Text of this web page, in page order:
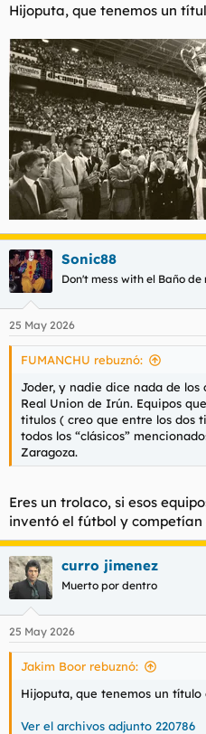
Hijoputa, que tenemos un
Sonic88
Don't mess with el Baño de
25 May 2026
FUMANCHU rebuznó:
Joder, y nadie dice nada de los
Real Union de Irún. Equipos
titulos ( creo que entre los dos
todos los “clásicos”
Zaragoza.
Eres un trolaco, si esos
inventó el fútbol y competían
curro jimenez
Muerto por dentro
25 May 2026
Jakim Boor rebuznó:
Hijoputa, que tenemos un título
Ver el archivos adjunto 220786